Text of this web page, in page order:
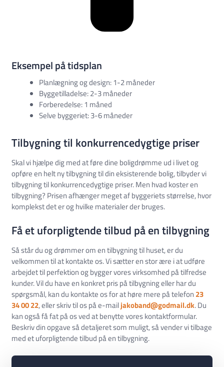
Eksempel på tidsplan
Planlægning og design: 1-2 måneder
Byggetilladelse: 2-3 måneder
Forberedelse: 1 måned
Selve byggeriet: 3-6 måneder
Tilbygning til konkurrencedygtige priser
Skal vi hjælpe dig med at føre dine boligdrømme ud i livet og
opføre en helt ny tilbygning til din eksisterende bolig, tilbyder vi
tilbygning til konkurrencedygtige priser. Men hvad koster en
tilbygning? Prisen afhænger meget af byggeriets størrelse, hvor
komplekst det er og hvilke materialer der bruges.
Få et uforpligtende tilbud på en tilbygning
Så står du og drømmer om en tilbygning til huset, er du
velkommen til at kontakte os. Vi sætter en stor ære i at udføre
arbejdet til perfektion og bygger vores virksomhed på tilfredse
kunder. Vil du have en konkret pris på tilbygning eller har du
spørgsmål, kan du kontakte os for at høre mere på telefon 23
34 00 22, eller skriv til os på e-mailjakoband@godmail.dk. Du
kan også få fat på os ved at benytte vores kontaktformular.
Beskriv din opgave så detaljeret som muligt, så vender vi tilbage
med et uforpligtende tilbud på en tilbygning.